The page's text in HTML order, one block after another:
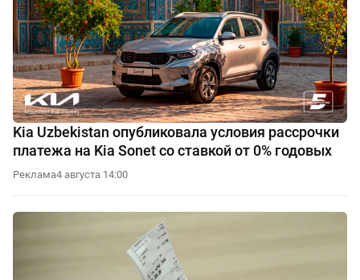
Kia Uzbekistan опубликовала условия рассрочки
платежа на Kia Sonet со ставкой от 0% годовых
Реклама4 августа 14:00